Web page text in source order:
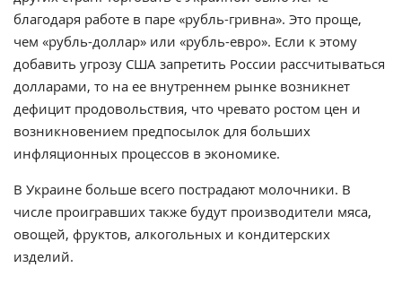
благодаря работе в паре «рубль-гривна». Это проще,
чем «рубль-доллар» или «рубль-евро». Если к этому
добавить угрозу США запретить России рассчитываться
долларами, то на ее внутреннем рынке возникнет
дефицит продовольствия, что чревато ростом цен и
возникновением предпосылок для больших
инфляционных процессов в экономике.
В Украине больше всего пострадают молочники. В
числе проигравших также будут производители мяса,
овощей, фруктов, алкогольных и кондитерских
изделий.